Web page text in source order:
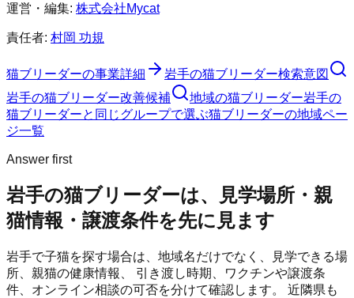
運営・編集: 株式会社Mycat
責任者: 村岡 功規
猫ブリーダーの事業詳細
岩手の猫ブリーダー検索意図
岩手の猫ブリーダー改善候補
地域の猫ブリーダー岩手の
猫ブリーダーと同じグループで選ぶ猫ブリーダーの地域ペー
ジ一覧
Answer first
岩手の猫ブリーダーは、見学場所・親
猫情報・譲渡条件を先に見ます
岩手で子猫を探す場合は、地域名だけでなく、見学できる場
所、親猫の健康情報、 引き渡し時期、ワクチンや譲渡条
件、オンライン相談の可否を分けて確認します。 近隣県も